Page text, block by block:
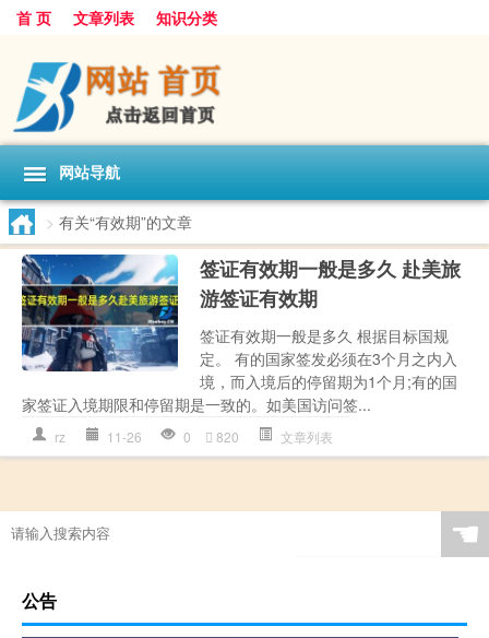
首 页 文章列表 知识分类
网站导航
> 有关“有效期”的文章
签证有效期一般是多久 赴美旅
游签证有效期
签证有效期一般是多久 根据目标国规
定。 有的国家签发必须在3个月之内入
境，而入境后的停留期为1个月;有的国
家签证入境期限和停留期是一致的。如美国访问签...
rz 11-26 0 820 文章列表
☚
公告